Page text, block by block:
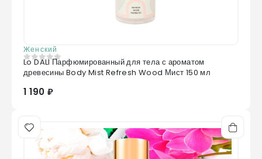
Женский
0из 5
Lo DALI Парфюмированный для тела с ароматом
древесины Body Mist Refresh Wood Мист 150 мл
1 190 ₽